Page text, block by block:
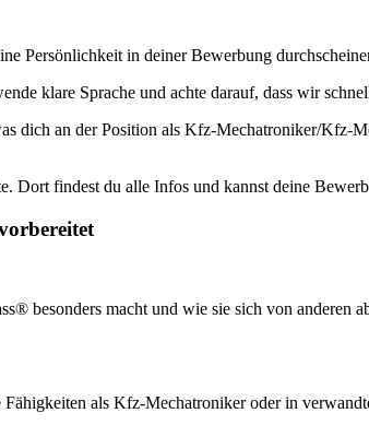
Persönlichkeit in deiner Bewerbung
klare Sprache und achte darauf, dass wir
dich an der Position als Kfz-Mechatroniker/Kfz-
Dort findest du alle Infos und kannst deine
besonders macht und wie sie sich von anderen
als Kfz-Mechatroniker oder in